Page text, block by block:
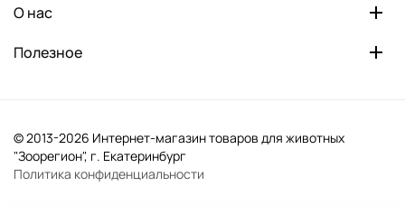
О нас
Полезное
© 2013-2026 Интернет-магазин товаров для животных
"Зоорегион", г. Екатеринбург
Политика конфиденциальности